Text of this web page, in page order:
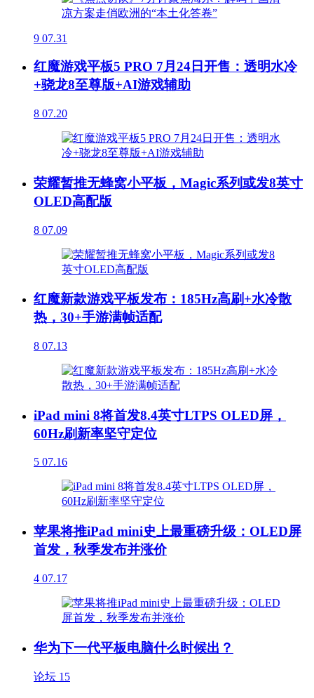
9 07.31
红魔游戏平板5 PRO 7月24日开售：透明水冷
+骁龙8至尊版+AI游戏辅助
8 07.20
荣耀暂推无蜂窝小平板，Magic系列或发8英寸
OLED高配版
8 07.09
红魔新款游戏平板发布：185Hz高刷+水冷散
热，30+手游满帧适配
8 07.13
iPad mini 8将首发8.4英寸LTPS OLED屏，
60Hz刷新率坚守定位
5 07.16
苹果将推iPad mini史上最重磅升级：OLED屏
首发，秋季发布并涨价
4 07.17
华为下一代平板电脑什么时候出？
论坛 15